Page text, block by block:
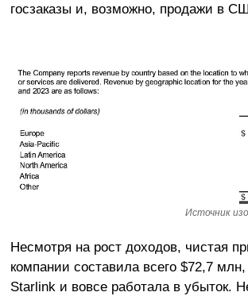
госзаказы и, возможно, продажи в
Источник
Несмотря на рост доходов, чистая
компании составила всего $72,7
Starlink и вовсе работала в убыток.